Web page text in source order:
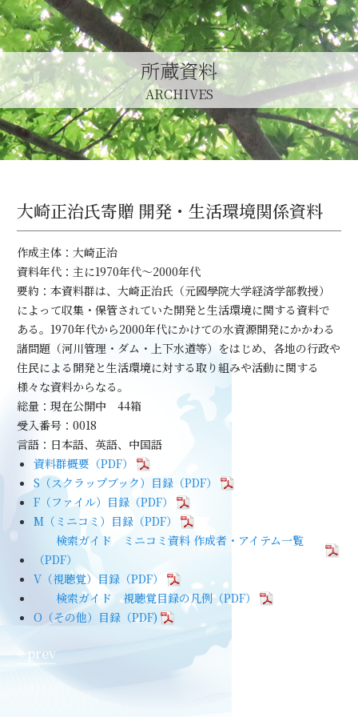
所蔵資料
ARCHIVES
大崎正治氏寄贈 開発・生活環境関係資料
作成主体：大崎正治
資料年代：主に1970年代～2000年代
要約：本資料群は、大崎正治氏（元國學院大学経済学部教授）
によって収集・保管されていた開発と生活環境に関する資料で
ある。1970年代から2000年代にかけての水資源開発にかかわる
諸問題（河川管理・ダム・上下水道等）をはじめ、各地の行政や
住民による開発と生活環境に対する取り組みや活動に関する
様々な資料からなる。
総量：現在公開中 44箱
受入番号：0018
言語：日本語、英語、中国語
資料群概要（PDF）
S（スクラップブック）目録（PDF）
F（ファイル）目録（PDF）
M（ミニコミ）目録（PDF）
検索ガイド ミニコミ資料 作成者・アイテム一覧
（PDF）
V（視聴覚）目録（PDF）
検索ガイド 視聴覚目録の凡例（PDF）
O（その他）目録（PDF)
« prev